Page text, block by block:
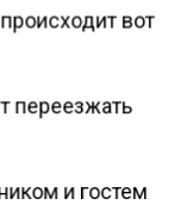
вот
переезжать
и гостем